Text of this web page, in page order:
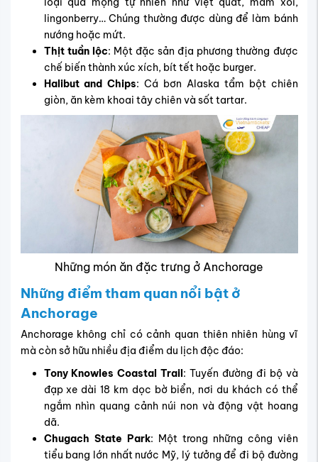
lingonberry… Chúng thường được dùng để làm bánh
nướng hoặc mứt.
Thịt tuần lộc: Một đặc sản địa phương thường được
chế biến thành xúc xích, bít tết hoặc burger.
Halibut and Chips: Cá bơn Alaska tẩm bột chiên
giòn, ăn kèm khoai tây chiên và sốt tartar.
Những món ăn đặc trưng ở Anchorage
Những điểm tham quan nổi bật ở
Anchorage
Anchorage không chỉ có cảnh quan thiên nhiên hùng vĩ
mà còn sở hữu nhiều địa điểm du lịch độc đáo:
Tony Knowles Coastal Trail: Tuyến đường đi bộ và
đạp xe dài 18 km dọc bờ biển, nơi du khách có thể
ngắm nhìn quang cảnh núi non và động vật hoang
dã.
Chugach State Park: Một trong những công viên
tiểu bang lớn nhất nước Mỹ, lý tưởng để đi bộ đường